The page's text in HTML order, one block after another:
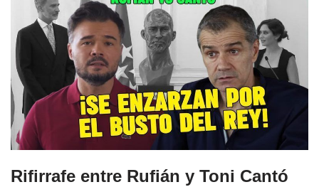
Rifirrafe entre Rufián y Toni Cantó